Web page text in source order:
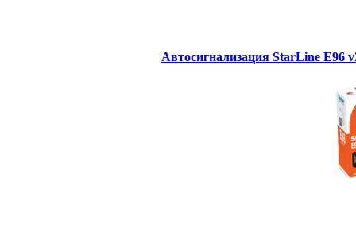
Автосигнализация StarLine E96